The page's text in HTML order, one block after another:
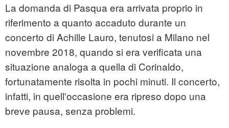
La domanda di Pasqua era arrivata proprio in
riferimento a quanto accaduto durante un
concerto di Achille Lauro, tenutosi a Milano nel
novembre 2018, quando si era verificata una
situazione analoga a quella di Corinaldo,
fortunatamente risolta in pochi minuti. Il concerto,
infatti, in quell'occasione era ripreso dopo una
breve pausa, senza problemi.